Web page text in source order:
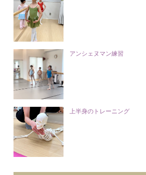
アンシェヌマン練習
上半身のトレーニング